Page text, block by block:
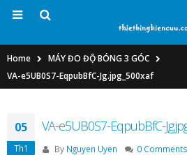
Home
MÁY ĐO ĐỘ BÓNG 3 GÓC
VA-e5UB0S7-EqpubBfC-Jg.jpg_500xaf
05
Th1
VA-e5UB0S7-EqpubBfC-
By Nguyen Uyen 0 Comments